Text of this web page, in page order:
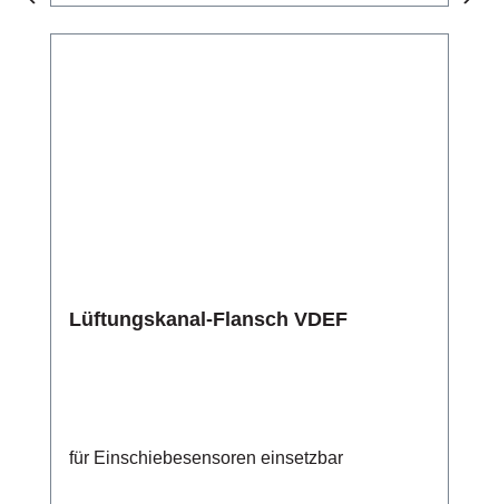
Lüftungskanal-Flansch VDEF
für Einschiebesensoren einsetzbar